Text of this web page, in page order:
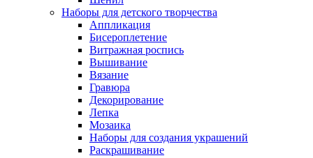
Наборы для детского творчества
Аппликация
Бисероплетение
Витражная роспись
Вышивание
Вязание
Гравюра
Декорирование
Лепка
Мозаика
Наборы для создания украшений
Раскрашивание